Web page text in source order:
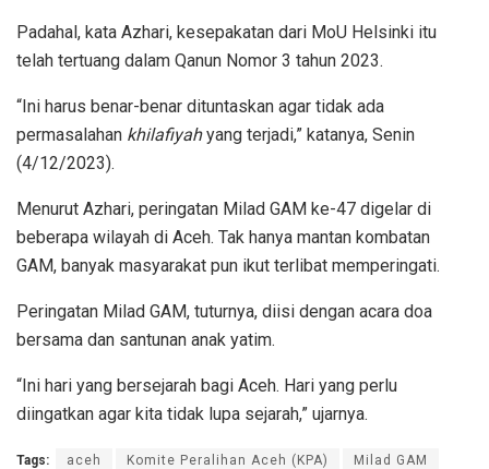
Padahal, kata Azhari, kesepakatan dari MoU Helsinki itu
telah tertuang dalam Qanun Nomor 3 tahun 2023.
“Ini harus benar-benar dituntaskan agar tidak ada
permasalahan khilafiyahyang terjadi,” katanya, Senin
(4/12/2023).
Menurut Azhari, peringatan Milad GAM ke-47 digelar di
beberapa wilayah di Aceh. Tak hanya mantan kombatan
GAM, banyak masyarakat pun ikut terlibat memperingati.
Peringatan Milad GAM, tuturnya, diisi dengan acara doa
bersama dan santunan anak yatim.
“Ini hari yang bersejarah bagi Aceh. Hari yang perlu
diingatkan agar kita tidak lupa sejarah,” ujarnya.
Tags: aceh Komite Peralihan Aceh (KPA) Milad GAM